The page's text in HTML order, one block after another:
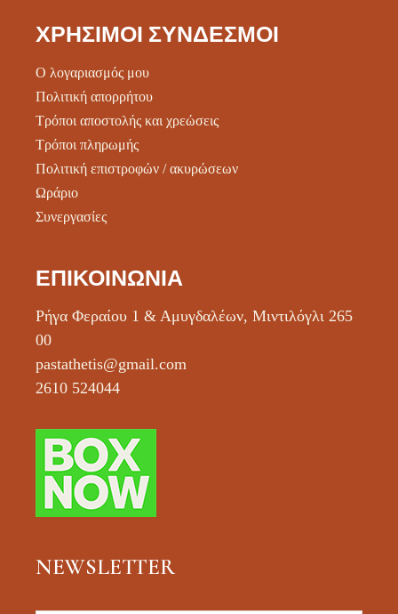
ΧΡΉΣΙΜΟΙ ΣΎΝΔΕΣΜΟΙ
Ο λογαριασμός μου
Πολιτική απορρήτου
Τρόποι αποστολής και χρεώσεις
Τρόποι πληρωμής
Πολιτική επιστροφών / ακυρώσεων
Ωράριο
Συνεργασίες
ΕΠΙΚΟΙΝΩΝΊΑ
Ρήγα Φεραίου 1 & Αμυγδαλέων, Μιντιλόγλι 265
00
pastathetis@gmail.com
2610 524044
NEWSLETTER